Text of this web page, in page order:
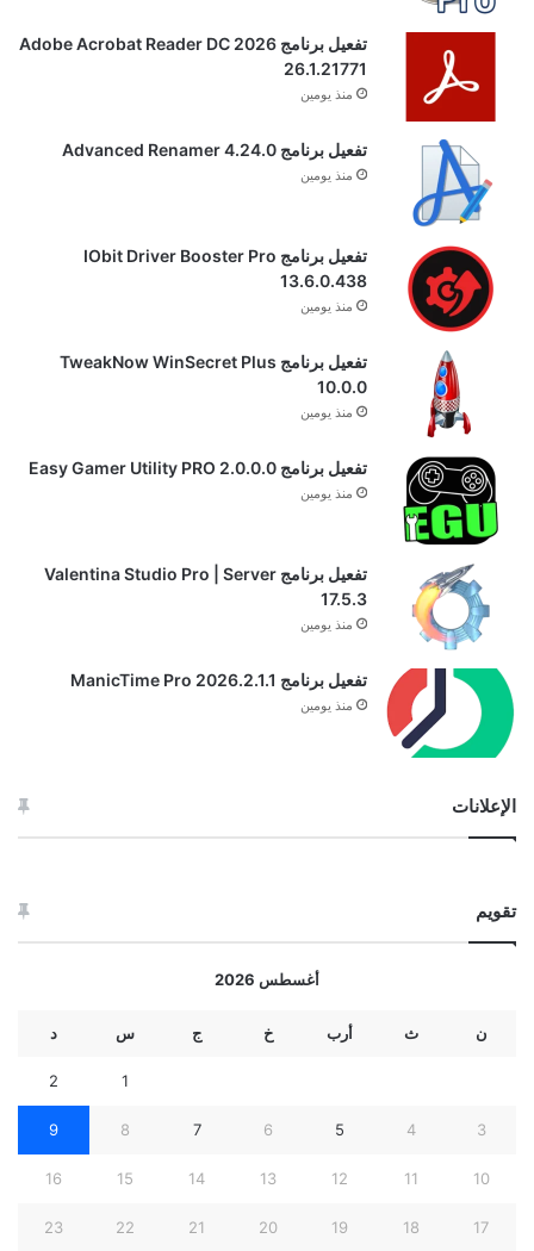
تفعيل برنامج Adobe Acrobat Reader DC 2026
26.1.21771
منذ يومين
تفعيل برنامج Advanced Renamer 4.24.0
منذ يومين
تفعيل برنامج IObit Driver Booster Pro
13.6.0.438
منذ يومين
تفعيل برنامج TweakNow WinSecret Plus
10.0.0
منذ يومين
تفعيل برنامج Easy Gamer Utility PRO 2.0.0.0
منذ يومين
تفعيل برنامج Valentina Studio Pro | Server
17.5.3
منذ يومين
تفعيل برنامج ManicTime Pro 2026.2.1.1
منذ يومين
الإعلانات
تقويم
أغسطس 2026
ن ث أرب خ ج س د
1
2
3
4
5
6
7
8
9
10
11
12
13
14
15
16
17
18
19
20
21
22
23